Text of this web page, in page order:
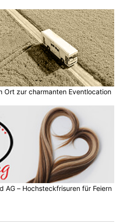
Ort zur charmanten Eventlocation
AG – Hochsteckfrisuren für Feiern